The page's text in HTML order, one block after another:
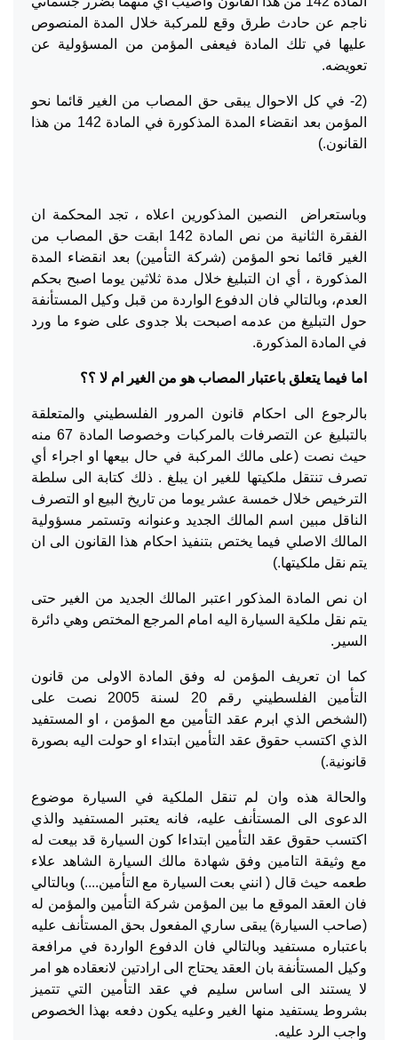
ناجم عن حادث طرق وقع للمركبة خلال المدة المنصوص
عليها في تلك المادة فيعفى المؤمن من المسؤولية عن
تعويضه.
(2- في كل الاحوال يبقى حق المصاب من الغير قائما نحو
المؤمن بعد انقضاء المدة المذكورة في المادة 142 من هذا
القانون.)
وباستعراض النصين المذكورين اعلاه ، تجد المحكمة ان
الفقرة الثانية من نص المادة 142 ابقت حق المصاب من
الغير قائما نحو المؤمن (شركة التأمين) بعد انقضاء المدة
المذكورة ، أي ان التبليغ خلال مدة ثلاثين يوما اصبح بحكم
العدم، وبالتالي فان الدفوع الواردة من قبل وكيل المستأنفة
حول التبليغ من عدمه اصبحت بلا جدوى على ضوء ما ورد
في المادة المذكورة.
اما فيما يتعلق باعتبار المصاب هو من الغير ام لا ؟؟
بالرجوع الى احكام قانون المرور الفلسطيني والمتعلقة
بالتبليغ عن التصرفات بالمركبات وخصوصا المادة 67 منه
حيث نصت (على مالك المركبة في حال بيعها او اجراء أي
تصرف تنتقل ملكيتها للغير ان يبلغ . ذلك كتابة الى سلطة
الترخيص خلال خمسة عشر يوما من تاريخ البيع او التصرف
الناقل مبين اسم المالك الجديد وعنوانه وتستمر مسؤولية
المالك الاصلي فيما يختص بتنفيذ احكام هذا القانون الى ان
يتم نقل ملكيتها.)
ان نص المادة المذكور اعتبر المالك الجديد من الغير حتى
يتم نقل ملكية السيارة اليه امام المرجع المختص وهي دائرة
السير.
كما ان تعريف المؤمن له وفق المادة الاولى من قانون
التأمين الفلسطيني رقم 20 لسنة 2005 نصت على
(الشخص الذي ابرم عقد التأمين مع المؤمن ، او المستفيد
الذي اكتسب حقوق عقد التأمين ابتداء او حولت اليه بصورة
قانونية.)
والحالة هذه وان لم تنقل الملكية في السيارة موضوع
الدعوى الى المستأنف عليه، فانه يعتبر المستفيد والذي
اكتسب حقوق عقد التأمين ابتداءا كون السيارة قد بيعت له
مع وثيقة التامين وفق شهادة مالك السيارة الشاهد علاء
طعمه حيث قال ( انني بعت السيارة مع التأمين....) وبالتالي
فان العقد الموقع ما بين المؤمن شركة التأمين والمؤمن له
(صاحب السيارة) يبقى ساري المفعول بحق المستأنف عليه
باعتباره مستفيد وبالتالي فان الدفوع الواردة في مرافعة
وكيل المستأنفة بان العقد يحتاج الى ارادتين لانعقاده هو امر
لا يستند الى اساس سليم في عقد التأمين التي تتميز
بشروط يستفيد منها الغير وعليه يكون دفعه بهذا الخصوص
واجب الرد عليه.